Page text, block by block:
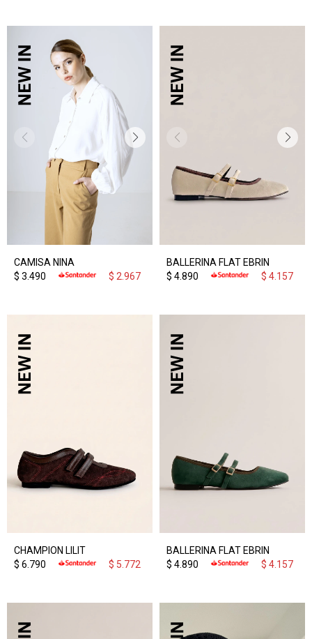
CAMISA NINA
$ 3.490 $ 2.967
BALLERINA FLAT EBRIN
$ 4.890 $ 4.157
CHAMPION LILIT
$ 6.790 $ 5.772
BALLERINA FLAT EBRIN
$ 4.890 $ 4.157